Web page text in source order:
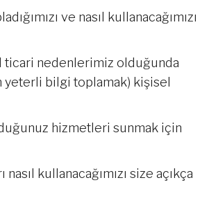
ve nasıl kullanacağımızı
ticari nedenlerimiz olduğunda
yeterli bilgi toplamak) kişisel
hizmetleri sunmak için
kullanacağımızı size açıkça